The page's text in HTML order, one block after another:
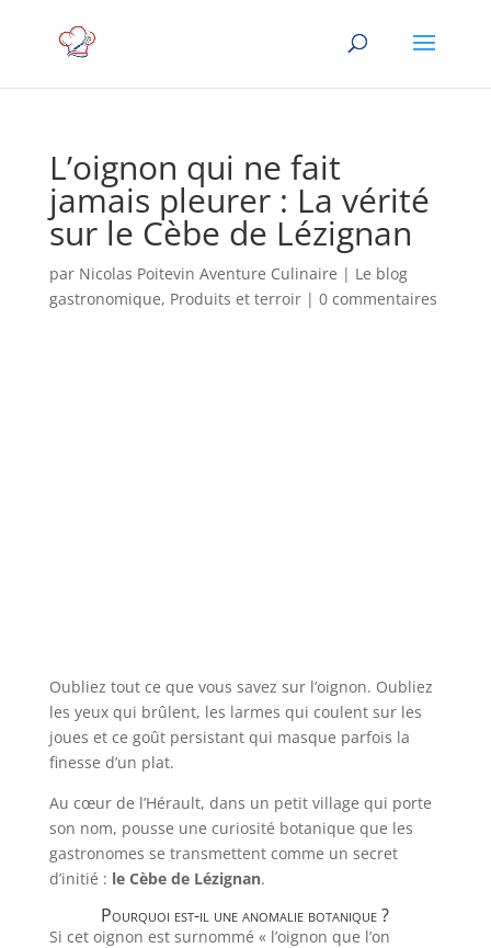
L’oignon qui ne fait
jamais pleurer : La vérité
sur le Cèbe de Lézignan
par Nicolas Poitevin Aventure Culinaire | Le blog
gastronomique, Produits et terroir| 0 commentaires
Oubliez tout ce que vous savez sur l’oignon. Oubliez
les yeux qui brûlent, les larmes qui coulent sur les
joues et ce goût persistant qui masque parfois la
finesse d’un plat.
Au cœur de l’Hérault, dans un petit village qui porte
son nom, pousse une curiosité botanique que les
gastronomes se transmettent comme un secret
d’initié : le Cèbe de Lézignan.
Pourquoi est-il une anomalie botanique ?
Si cet oignon est surnommé « l’oignon que l’on